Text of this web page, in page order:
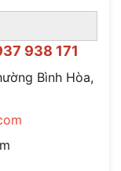
938 171
Bình Hòa,